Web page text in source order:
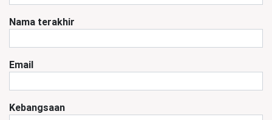
Nama terakhir
Email
Kebangsaan